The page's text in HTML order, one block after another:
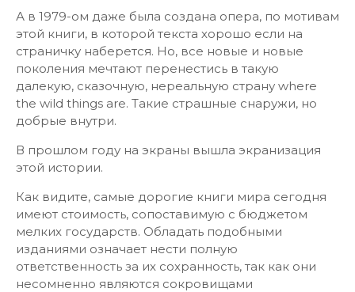
А в 1979-ом даже была создана опера, по мотивам
этой книги, в которой текста хорошо если на
страничку наберется. Но, все новые и новые
поколения мечтают перенестись в такую
далекую, сказочную, нереальную страну where
the wild things are. Такие страшные снаружи, но
добрые внутри.
В прошлом году на экраны вышла экранизация
этой истории.
Как видите, самые дорогие книги мира сегодня
имеют стоимость, сопоставимую с бюджетом
мелких государств. Обладать подобными
изданиями означает нести полную
ответственность за их сохранность, так как они
несомненно являются сокровищами